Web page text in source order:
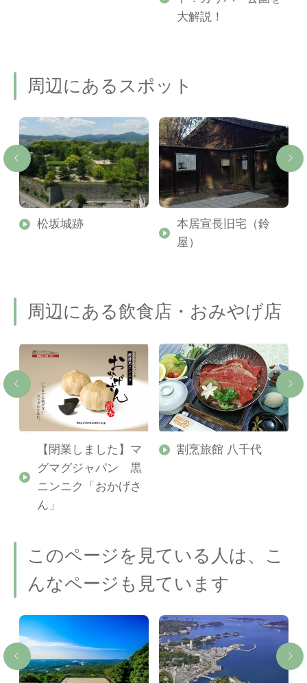
大解説！
周辺にあるスポット
松坂城跡
本居宣長旧宅（鈴
屋）
周辺にある飲食店・おみやげ店
【閉業しました】マ
グマグジャパン 黒
ニンニク「おかげさ
ん」
割烹旅館 八千代
このページを見ている人は、こ
んなページも見ています